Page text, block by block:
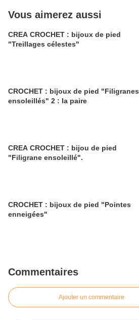
Vous aimerez aussi
CREA CROCHET : bijoux de pied
"Treillages célestes"
CROCHET : bijoux de pied "Filigranes
ensoleillés" 2 : la paire
CREA CROCHET : bijou de pied
"Filigrane ensoleillé".
CROCHET : bijoux de pied "Pointes
enneigées"
Commentaires
Ajouter un commentaire